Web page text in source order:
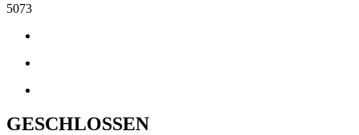
5073
GESCHLOSSEN